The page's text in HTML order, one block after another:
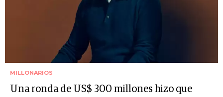
MILLONARIOS
Una ronda de US$ 300 millones hizo que